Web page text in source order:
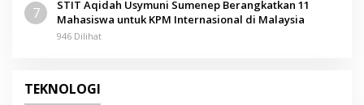
7
STIT Aqidah Usymuni Sumenep Berangkatkan 11
Mahasiswa untuk KPM Internasional di Malaysia
946 Dilihat
TEKNOLOGI